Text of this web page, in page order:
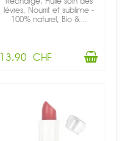
lèvres, Nourrit et sublime -
100% naturel, Bio &...
13,90 CHF